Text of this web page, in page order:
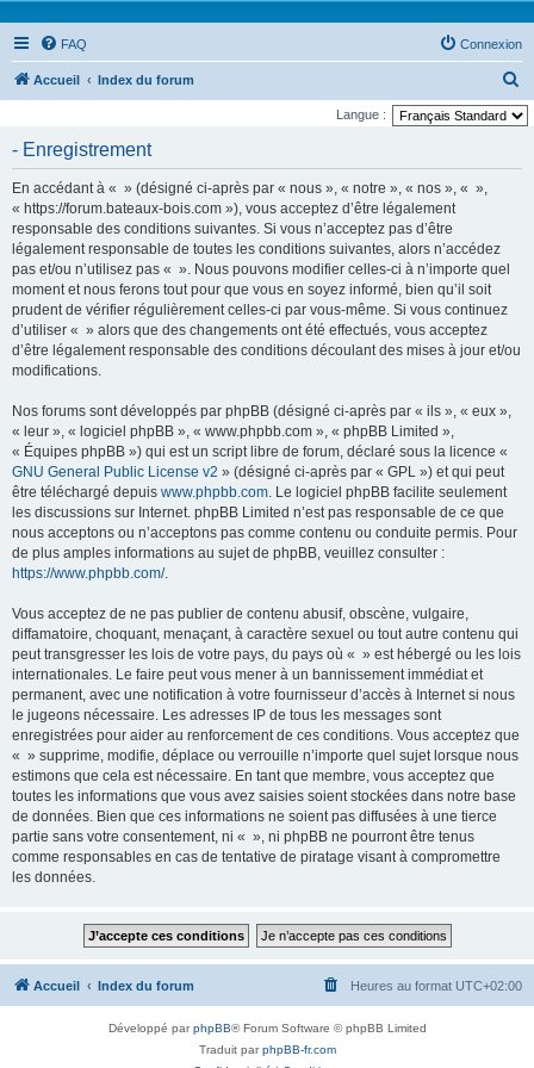
FAQ Connexion
Accueil Index du forum
e
Langue :
- Enregistrement
En accédant à « » (désigné ci-après par « nous », « notre », « nos », « »,
« https://forum.bateaux-bois.com »), vous acceptez d’être légalement
responsable des conditions suivantes. Si vous n’acceptez pas d’être
légalement responsable de toutes les conditions suivantes, alors n’accédez
pas et/ou n’utilisez pas « ». Nous pouvons modifier celles-ci à n’importe quel
moment et nous ferons tout pour que vous en soyez informé, bien qu’il soit
prudent de vérifier régulièrement celles-ci par vous-même. Si vous continuez
d’utiliser « » alors que des changements ont été effectués, vous acceptez
d’être légalement responsable des conditions découlant des mises à jour et/ou
modifications.
Nos forums sont développés par phpBB (désigné ci-après par « ils », « eux »,
« leur », « logiciel phpBB », « www.phpbb.com », « phpBB Limited »,
« Équipes phpBB ») qui est un script libre de forum, déclaré sous la licence «
GNU General Public License v2 » (désigné ci-après par « GPL ») et qui peut
être téléchargé depuis www.phpbb.com. Le logiciel phpBB facilite seulement
les discussions sur Internet. phpBB Limited n’est pas responsable de ce que
nous acceptons ou n’acceptons pas comme contenu ou conduite permis. Pour
de plus amples informations au sujet de phpBB, veuillez consulter :
https://www.phpbb.com/.
Vous acceptez de ne pas publier de contenu abusif, obscène, vulgaire,
diffamatoire, choquant, menaçant, à caractère sexuel ou tout autre contenu qui
peut transgresser les lois de votre pays, du pays où « » est hébergé ou les lois
internationales. Le faire peut vous mener à un bannissement immédiat et
permanent, avec une notification à votre fournisseur d’accès à Internet si nous
le jugeons nécessaire. Les adresses IP de tous les messages sont
enregistrées pour aider au renforcement de ces conditions. Vous acceptez que
« » supprime, modifie, déplace ou verrouille n’importe quel sujet lorsque nous
estimons que cela est nécessaire. En tant que membre, vous acceptez que
toutes les informations que vous avez saisies soient stockées dans notre base
de données. Bien que ces informations ne soient pas diffusées à une tierce
partie sans votre consentement, ni « », ni phpBB ne pourront être tenus
comme responsables en cas de tentative de piratage visant à compromettre
les données.
Accueil Index du forum Heures au format UTC+02:00
Développé parphpBB® Forum Software © phpBB Limited
Traduit parphpBB-fr.com